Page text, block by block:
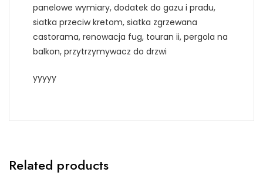
panelowe wymiary, dodatek do gazu i pradu,
siatka przeciw kretom, siatka zgrzewana
castorama, renowacja fug, touran ii, pergola na
balkon, przytrzymywacz do drzwi
yyyyy
Related products